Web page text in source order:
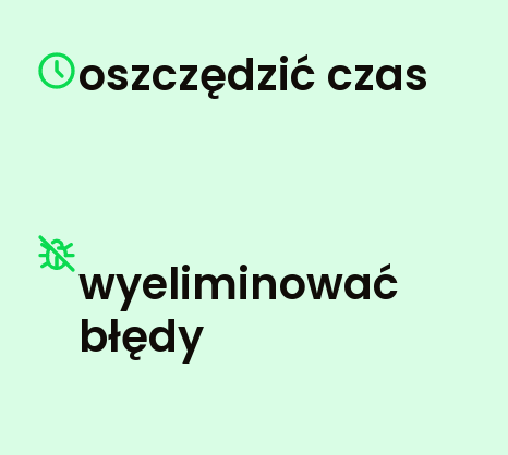
oszczędzić czas
wyeliminować
błędy